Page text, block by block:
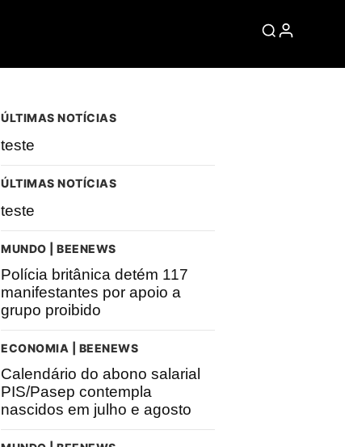
ÚLTIMAS NOTÍCIAS
teste
ÚLTIMAS NOTÍCIAS
teste
MUNDO | BEENEWS
Polícia britânica detém 117
manifestantes por apoio a
grupo proibido
ECONOMIA | BEENEWS
Calendário do abono salarial
PIS/Pasep contempla
nascidos em julho e agosto